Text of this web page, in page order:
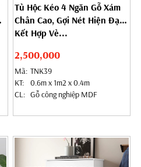
Tủ Hộc Kéo 4 Ngăn Gỗ Xám
Chân Cao, Gợi Nét Hiện Đại
Kết Hợp Vẻ...
2,500,000
Mã: TNK39
KT:
0.6m x 1m2 x 0.4m
CL: Gỗ công nghiệp MDF